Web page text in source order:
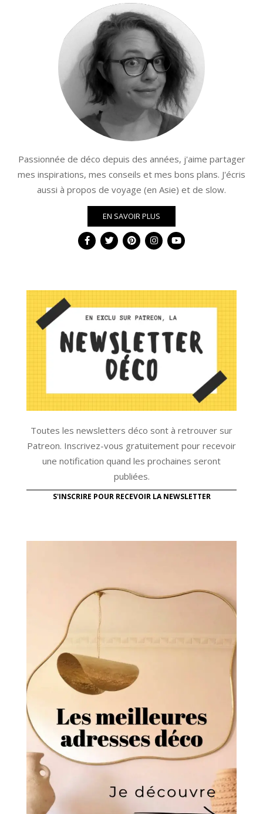
Passionnée de déco depuis des années, j'aime partager
mes inspirations, mes conseils et mes bons plans. J'écris
aussi à propos de voyage (en Asie) et de slow.
EN SAVOIR PLUS
Toutes les newsletters déco sont à retrouver sur
Patreon. Inscrivez-vous gratuitement pour recevoir
une notification quand les prochaines seront
publiées.
S'INSCRIRE POUR RECEVOIR LA NEWSLETTER